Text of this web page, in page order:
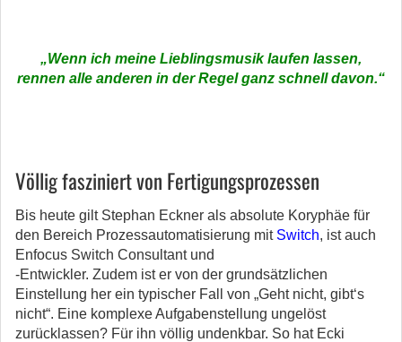
„Wenn ich meine Lieblingsmusik laufen lassen,
rennen alle anderen in der Regel ganz schnell davon.“
Völlig fasziniert von Fertigungsprozessen
Bis heute gilt Stephan Eckner als absolute Koryphäe für
den Bereich Prozessautomatisierung mit Switch, ist auch
Enfocus Switch Consultant und
-Entwickler. Zudem ist er von der grundsätzlichen
Einstellung her ein typischer Fall von „Geht nicht, gibt‘s
nicht“. Eine komplexe Aufgabenstellung ungelöst
zurücklassen? Für ihn völlig undenkbar. So hat Ecki